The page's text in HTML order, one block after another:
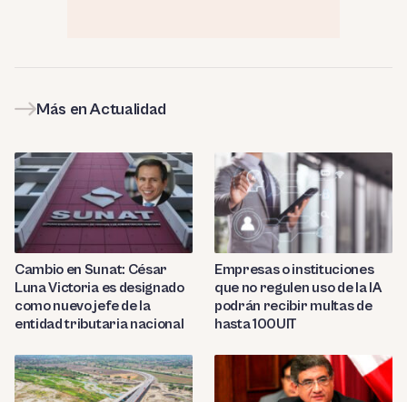
Más en Actualidad
Cambio en Sunat: César
Luna Victoria es designado
como nuevo jefe de la
entidad tributaria nacional
Empresas o instituciones
que no regulen uso de la IA
podrán recibir multas de
hasta 100UIT